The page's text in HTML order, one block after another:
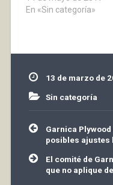
celebradas en Baños de
Muchos vinos de…
En «Sin categoría»
13 de marzo de
Sin categoría
Navegación
de
entradas
Garnica
posibles ajustes
El comité de
que no aplique